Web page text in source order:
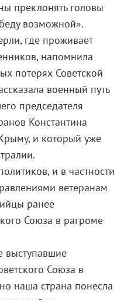
преклонять головы
возможной».
где проживает
напомнила
потерях Советской
военный путь
председателя
Константина
и который уже
и в частности
ветеранам
ранее
Союза в рагроме
выступавшие
Союза в
наша страна понесла